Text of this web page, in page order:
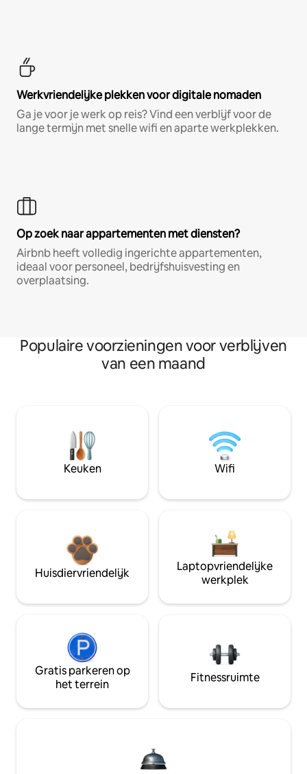
Werkvriendelijke plekken voor digitale nomaden
Ga je voor je werk op reis? Vind een verblijf voor de
lange termijn met snelle wifi en aparte werkplekken.
Op zoek naar appartementen met diensten?
Airbnb heeft volledig ingerichte appartementen,
ideaal voor personeel, bedrijfshuisvesting en
overplaatsing.
Populaire voorzieningen voor verblijven
van een maand
Keuken Wifi
Huisdiervriendelijk
Laptopvriendelijke
werkplek
Gratis parkeren op
het terrein
Fitnessruimte